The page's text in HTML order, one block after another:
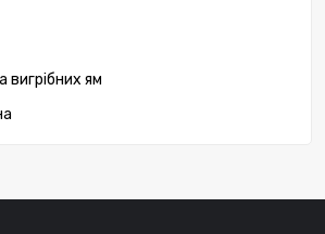
вигрібних ям